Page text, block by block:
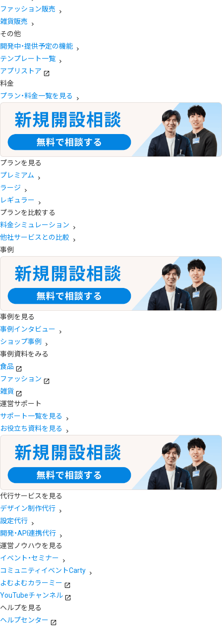
ファッション販売
雑貨販売
その他
開発中・提供予定の機能
テンプレート一覧
アプリストア
料金
プラン・料金一覧を見る
プランを見る
プレミアム
ラージ
レギュラー
プランを比較する
料金シミュレーション
他社サービスとの比較
事例
事例を見る
事例インタビュー
ショップ事例
事例資料をみる
食品
ファッション
雑貨
運営サポート
サポート一覧を見る
お役立ち資料を見る
代行サービスを見る
デザイン制作代行
設定代行
開発・API連携代行
運営ノウハウを見る
イベント・セミナー
コミュニティイベントCarty
よむよむカラーミー
YouTubeチャンネル
ヘルプを見る
ヘルプセンター